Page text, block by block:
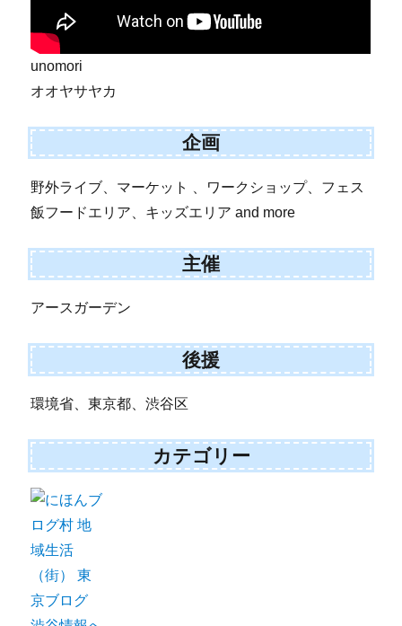
unomori
オオヤサヤカ
企画
野外ライブ、マーケット 、ワークショップ、フェス
飯フードエリア、キッズエリア and more
主催
アースガーデン
後援
環境省、東京都、渋谷区
カテゴリー